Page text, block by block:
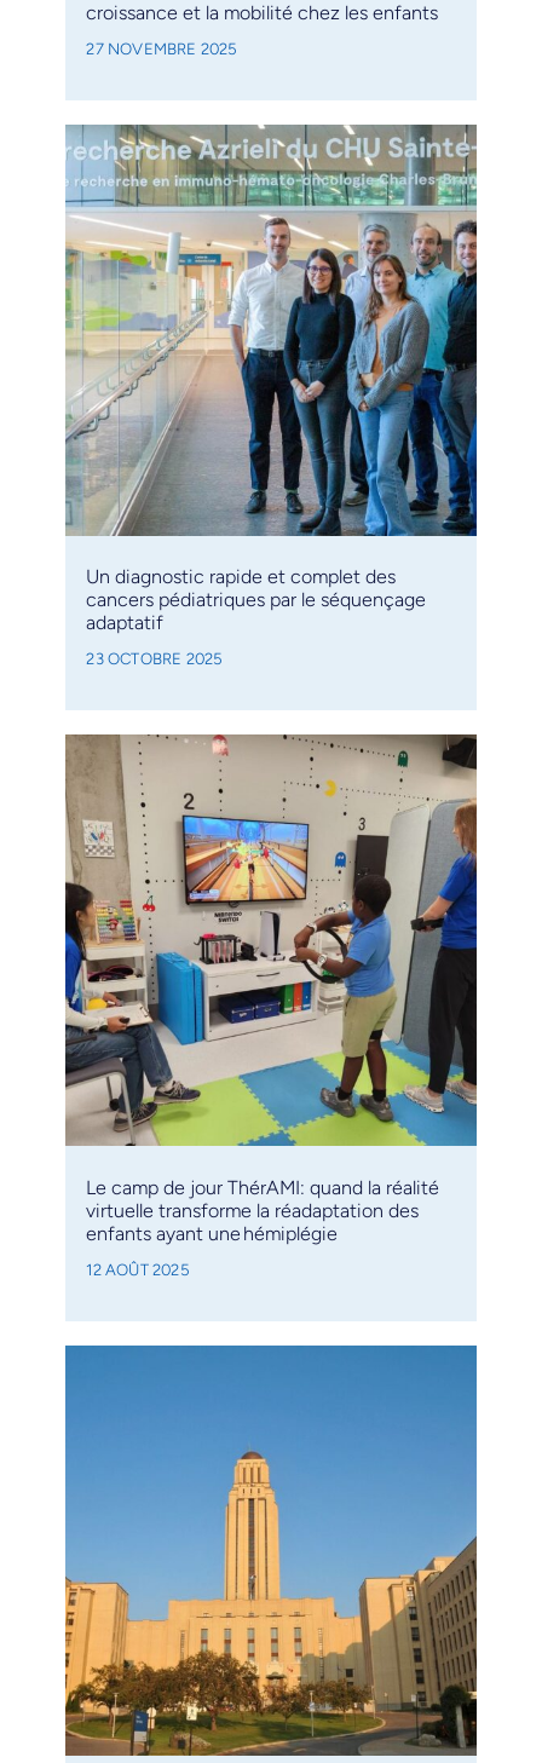
croissance et la mobilité chez les enfants
27 NOVEMBRE 2025
Un diagnostic rapide et complet des
cancers pédiatriques par le séquençage
adaptatif
23 OCTOBRE 2025
Le camp de jour ThérAMI: quand la réalité
virtuelle transforme la réadaptation des
enfants ayant une hémiplégie
12 AOÛT 2025